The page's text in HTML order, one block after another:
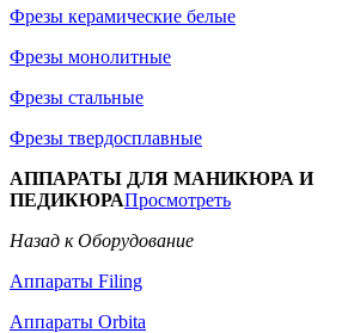
Фрезы керамические белые
Фрезы монолитные
Фрезы стальные
Фрезы твердосплавные
АППАРАТЫ ДЛЯ МАНИКЮРА И
ПЕДИКЮРАПросмотреть
Назад к Оборудование
Аппараты Filing
Аппараты Orbita